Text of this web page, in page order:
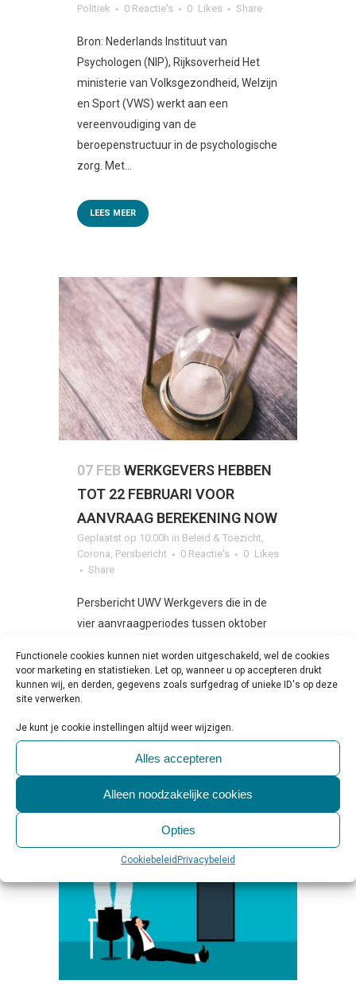
Functionele cookies kunnen niet worden uitgeschakeld, wel de cookies
voor marketing en statistieken. Let op, wanneer u op accepteren drukt
kunnen wij, en derden, gegevens zoals surfgedrag of unieke ID's op deze
site verwerken.
Je kunt je cookie instellingen altijd weer wijzigen.
Alles accepteren
Alleen noodzakelijke cookies
Opties
Cookiebeleid Privacybeleid
Politiek
0 Reactie's 0 Likes Share
Bron: Nederlands Instituut van
Psychologen (NIP), Rijksoverheid Het
ministerie van Volksgezondheid, Welzijn
en Sport (VWS) werkt aan een
vereenvoudiging van de
beroepenstructuur in de psychologische
zorg. Met...
LEES MEER
07 FEB WERKGEVERS HEBBEN
TOT 22 FEBRUARI VOOR
AANVRAAG BEREKENING NOW
Geplaatst op 10:00h in Beleid & Toezicht
Corona Persbericht 0 Reactie's 0 Likes
Share
Persbericht UWV Werkgevers die in de
vier aanvraagperiodes tussen oktober
gebruikmaakten van de NOW-regeling
(NOW 3.1, 3.2, 3.3 en 4), hebben nog
twee...